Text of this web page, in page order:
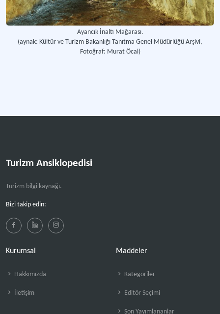
Üçağızlı Mağarası Kazısı
Hatay’ın Samandağı ilçesinde bulunan doğal kaya oluşumu prehistorik dönem
Yassıkaya
Zonguldak’a bağlı Karadeniz Ereğli ilçesinde yer alan bir mağara ve yerleşme.
Ayancık İnaltı Mağarası.
(aynak: Kültür ve Turizm Bakanlığı Tanıtma Genel Müdürlüğü Arşivi,
Fotoğraf: Murat Öcal)
Turizm Ansiklopedisi
Turizm bilgi kaynağı.
Bizi takip edin:
Kurumsal
Hakkımızda
İletişim
Maddeler
Kategoriler
Editör Seçimi
Son Yayımlananlar